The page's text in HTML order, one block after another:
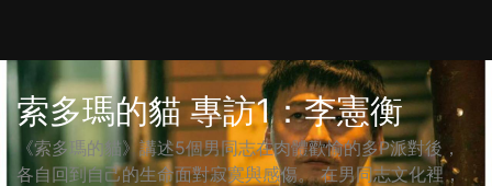
索多瑪的貓 專訪1：李憲衡
《索多瑪的貓》講述5個男同志在肉體歡愉的多P派對後，
各自回到自己的生命面對寂寞與感傷。 在男同志文化裡，